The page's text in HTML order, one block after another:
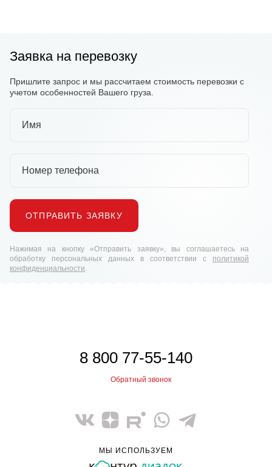
Заявка на перевозку
Пришлите запрос и мы рассчитаем стоимость перевозки с
учетом особенностей Вашего груза.
Имя
Номер телефона
ОТПРАВИТЬ ЗАЯВКУ
Нажимая на кнопку «Отправить заявку», вы соглашаетесь на
обработку персональных данных в соответствии с политикой
конфиденциальности.
8 800 77-55-140
Обратный звонок
МЫ ИСПОЛЬЗУЕМ